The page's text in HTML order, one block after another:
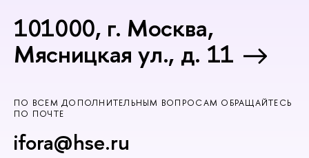
101000, г. Москва,
Мясницкая ул., д. 11
ПО ВСЕМ ДОПОЛНИТЕЛЬНЫМ ВОПРОСАМ ОБРАЩАЙТЕСЬ
ПО ПОЧТЕ
ifora@hse.ru